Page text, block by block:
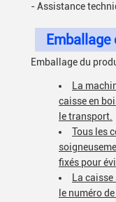
- Assistance
Emballage du
La
caisse en
le transport.
Tous les
fixés pour
La
le numéro